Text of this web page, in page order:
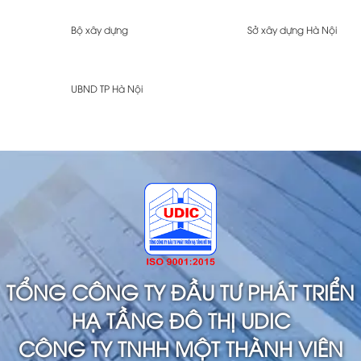
Bộ xây dựng Sở xây dựng Hà Nội
UBND TP Hà Nội
TỔNG CÔNG TY ĐẦU TƯ PHÁT TRIỂN
HẠ TẦNG ĐÔ THỊ UDIC
CÔNG TY TNHH MỘT THÀNH VIÊN